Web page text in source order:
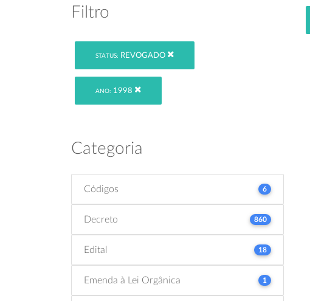
Filtro
STATUS: REVOGADO
ANO: 1998
Categoria
Códigos 6
Decreto 860
Edital 18
Emenda à Lei Orgânica 1